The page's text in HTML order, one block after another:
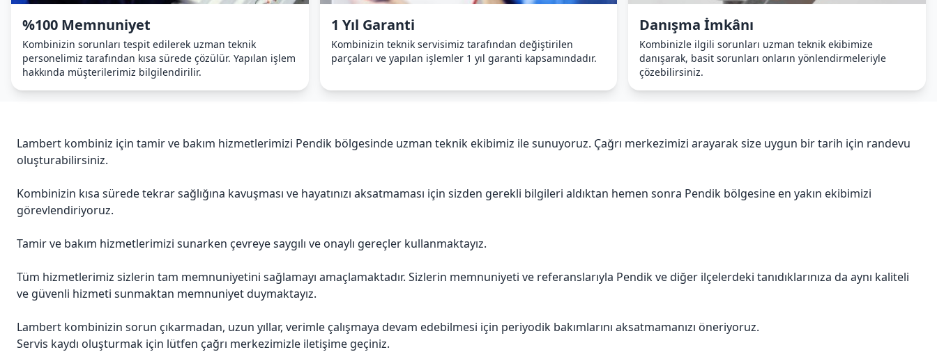
%100 Memnuniyet
Kombinizin sorunları tespit edilerek uzman teknik
personelimiz tarafından kısa sürede çözülür. Yapılan işlem
hakkında müşterilerimiz bilgilendirilir.
1 Yıl Garanti
Kombinizin teknik servisimiz tarafından değiştirilen
parçaları ve yapılan işlemler 1 yıl garanti kapsamındadır.
Danışma İmkânı
Kombinizle ilgili sorunları uzman teknik ekibimize
danışarak, basit sorunları onların yönlendirmeleriyle
çözebilirsiniz.
Lambert kombiniz için tamir ve bakım hizmetlerimizi Pendik bölgesinde uzman teknik ekibimiz ile sunuyoruz. Çağrı merkezimizi arayarak size uygun bir tarih için randevu
oluşturabilirsiniz.
Kombinizin kısa sürede tekrar sağlığına kavuşması ve hayatınızı aksatmaması için sizden gerekli bilgileri aldıktan hemen sonra Pendik bölgesine en yakın ekibimizi
görevlendiriyoruz.
Tamir ve bakım hizmetlerimizi sunarken çevreye saygılı ve onaylı gereçler kullanmaktayız.
Tüm hizmetlerimiz sizlerin tam memnuniyetini sağlamayı amaçlamaktadır. Sizlerin memnuniyeti ve referanslarıyla Pendik ve diğer ilçelerdeki tanıdıklarınıza da aynı kaliteli
ve güvenli hizmeti sunmaktan memnuniyet duymaktayız.
Lambert kombinizin sorun çıkarmadan, uzun yıllar, verimle çalışmaya devam edebilmesi için periyodik bakımlarını aksatmamanızı öneriyoruz.
Servis kaydı oluşturmak için lütfen çağrı merkezimizle iletişime geçiniz.